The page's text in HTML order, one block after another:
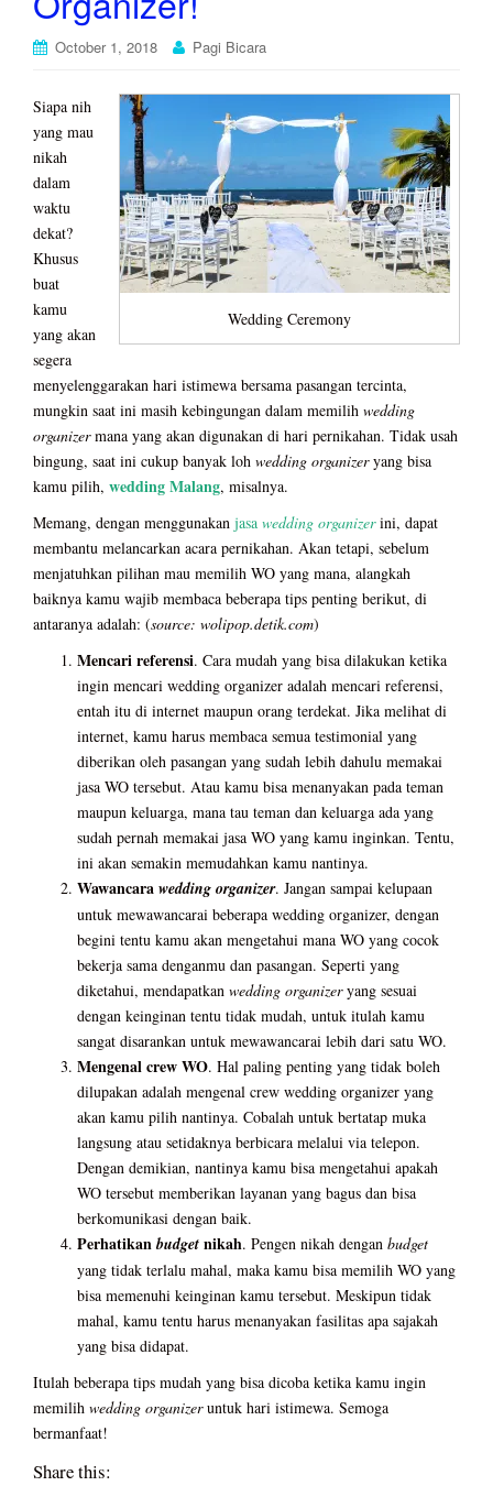
October 1, 2018 Pagi Bicara
Wedding Ceremony
Siapa nih
yang mau
nikah
dalam
waktu
dekat?
Khusus
buat
kamu
yang akan
segera
menyelenggarakan hari istimewa bersama pasangan tercinta,
mungkin saat ini masih kebingungan dalam memilih wedding
organizermana yang akan digunakan di hari pernikahan. Tidak usah
bingung, saat ini cukup banyak loh wedding organizeryang bisa
kamu pilih, wedding Malang, misalnya.
Memang, dengan menggunakan jasa wedding organizerini, dapat
membantu melancarkan acara pernikahan. Akan tetapi, sebelum
menjatuhkan pilihan mau memilih WO yang mana, alangkah
baiknya kamu wajib membaca beberapa tips penting berikut, di
antaranya adalah: (source: wolipop.detik.com)
Mencari referensi. Cara mudah yang bisa dilakukan ketika
ingin mencari wedding organizer adalah mencari referensi,
entah itu di internet maupun orang terdekat. Jika melihat di
internet, kamu harus membaca semua testimonial yang
diberikan oleh pasangan yang sudah lebih dahulu memakai
jasa WO tersebut. Atau kamu bisa menanyakan pada teman
maupun keluarga, mana tau teman dan keluarga ada yang
sudah pernah memakai jasa WO yang kamu inginkan. Tentu,
ini akan semakin memudahkan kamu nantinya.
Wawancara wedding organizer. Jangan sampai kelupaan
untuk mewawancarai beberapa wedding organizer, dengan
begini tentu kamu akan mengetahui mana WO yang cocok
bekerja sama denganmu dan pasangan. Seperti yang
diketahui, mendapatkan wedding organizeryang sesuai
dengan keinginan tentu tidak mudah, untuk itulah kamu
sangat disarankan untuk mewawancarai lebih dari satu WO.
Mengenal crew WO. Hal paling penting yang tidak boleh
dilupakan adalah mengenal crew wedding organizer yang
akan kamu pilih nantinya. Cobalah untuk bertatap muka
langsung atau setidaknya berbicara melalui via telepon.
Dengan demikian, nantinya kamu bisa mengetahui apakah
WO tersebut memberikan layanan yang bagus dan bisa
berkomunikasi dengan baik.
Perhatikan budget nikah. Pengen nikah dengan budget
yang tidak terlalu mahal, maka kamu bisa memilih WO yang
bisa memenuhi keinginan kamu tersebut. Meskipun tidak
mahal, kamu tentu harus menanyakan fasilitas apa sajakah
yang bisa didapat.
Itulah beberapa tips mudah yang bisa dicoba ketika kamu ingin
memilih wedding organizeruntuk hari istimewa. Semoga
bermanfaat!
Share this: